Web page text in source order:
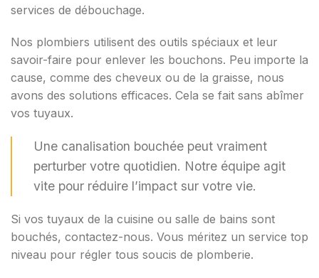
services de débouchage.
Nos plombiers utilisent des outils spéciaux et leur
savoir-faire pour enlever les bouchons. Peu importe la
cause, comme des cheveux ou de la graisse, nous
avons des solutions efficaces. Cela se fait sans abîmer
vos tuyaux.
Une canalisation bouchée peut vraiment
perturber votre quotidien. Notre équipe agit
vite pour réduire l’impact sur votre vie.
Si vos tuyaux de la cuisine ou salle de bains sont
bouchés, contactez-nous. Vous méritez un service top
niveau pour régler tous soucis de plomberie.